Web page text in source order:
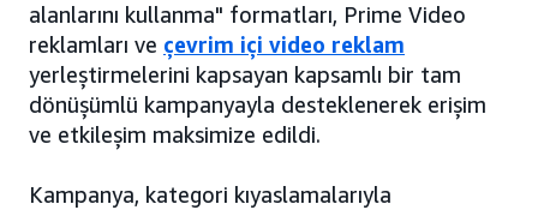
alanlarını kullanma" formatları, Prime Video
reklamları ve çevrim içi video reklam
yerleştirmelerini kapsayan kapsamlı bir tam
dönüşümlü kampanyayla desteklenerek erişim
ve etkileşim maksimize edildi.
Kampanya, kategori kıyaslamalarıyla